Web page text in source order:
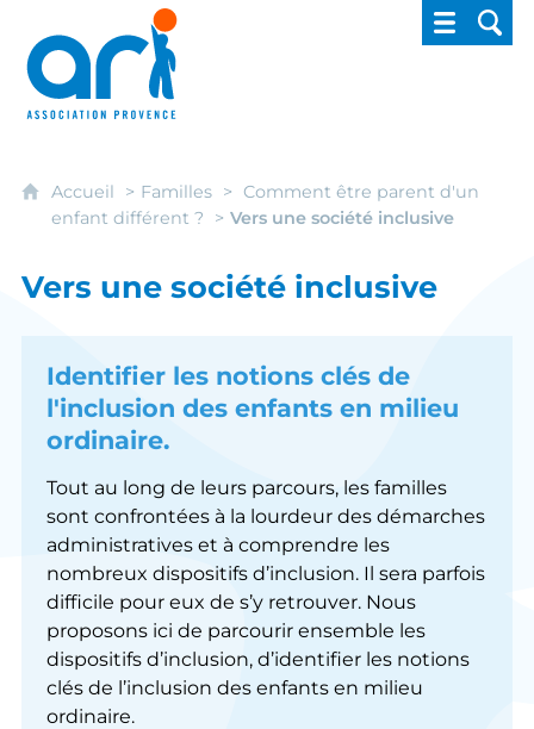
ARI - Association régionale pour
Accueil Familles
Comment être parent d'un
enfant différent ?
Vers une société inclusive
Vers une société inclusive
Identifier les notions clés de
l'inclusion des enfants en milieu
ordinaire.
Tout au long de leurs parcours, les familles
sont confrontées à la lourdeur des démarches
administratives et à comprendre les
nombreux dispositifs d’inclusion. Il sera parfois
difficile pour eux de s’y retrouver. Nous
proposons ici de parcourir ensemble les
dispositifs d’inclusion, d’identifier les notions
clés de l’inclusion des enfants en milieu
ordinaire.